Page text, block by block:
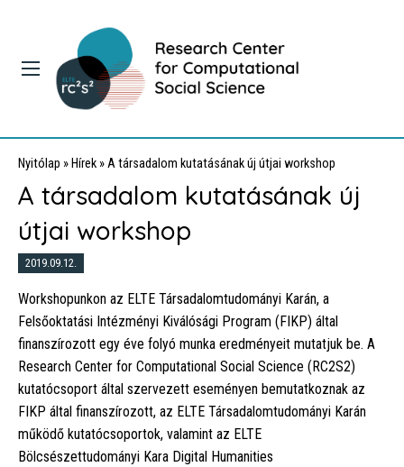
Nyitólap » Hírek »A társadalom kutatásának új útjai workshop
A társadalom kutatásának új
útjai workshop
2019.09.12.
Workshopunkon az ELTE Társadalomtudományi Karán, a
Felsőoktatási Intézményi Kiválósági Program (FIKP) által
finanszírozott egy éve folyó munka eredményeit mutatjuk be. A
Research Center for Computational Social Science (RC2S2)
kutatócsoport által szervezett eseményen bemutatkoznak az
FIKP által finanszírozott, az ELTE Társadalomtudományi Karán
működő kutatócsoportok, valamint az ELTE
Bölcsészettudományi Kara Digital Humanities